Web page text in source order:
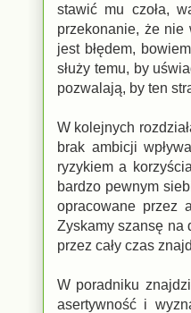
stawić mu czoła,
przekonanie, że nie
jest błędem,
służy temu, by
pozwalają, by ten
W kolejnych
brak ambicji
ryzykiem a
bardzo pewnym
opracowane przez
Zyskamy szansę na
przez cały czas
W poradniku
asertywność i